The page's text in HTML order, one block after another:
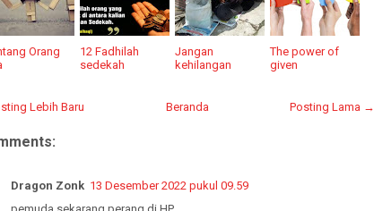
Orang
12 Fadhilah
sedekah
Jangan
kehilangan
The power of
given
Lebih Baru Posting Lama →
Beranda
Dragon Zonk 13 Desember 2022 pukul 09.59
pemuda sekarang perang di HP...